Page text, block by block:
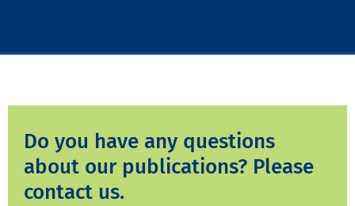
Do you have any questions
about our publications? Please
contact us.